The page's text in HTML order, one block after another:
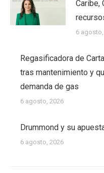
Caribe,
6
Regasificadora de
tras mantenimiento y
demanda de gas
6 agosto, 2026
Drummond y su
6 agosto, 2026